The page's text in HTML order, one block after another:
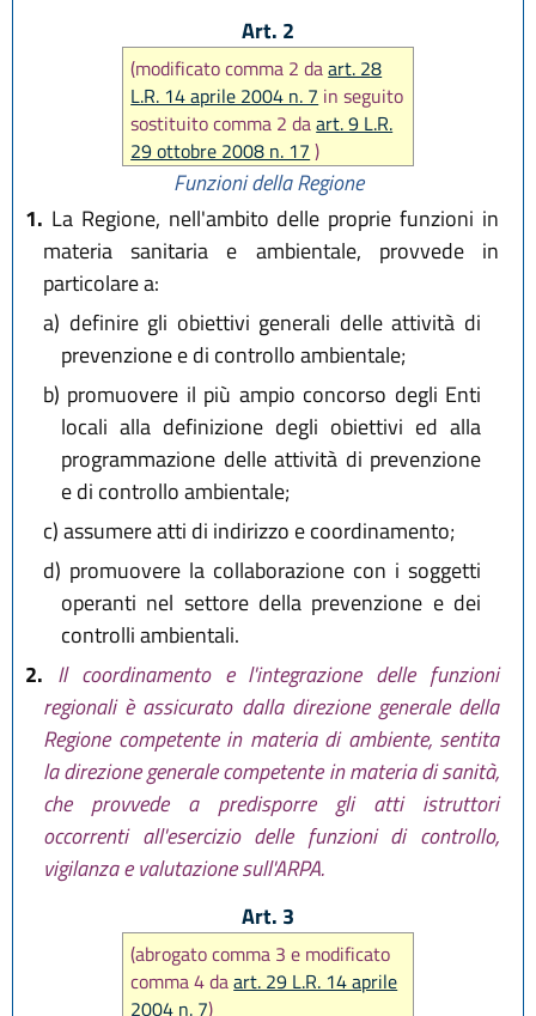
Art. 2
(modificato comma 2 daart. 28
L.R. 14 aprile 2004 n. 7 in seguito
sostituito comma 2 daart. 9 L.R.
29 ottobre 2008 n. 17 )
Funzioni della Regione
1. La Regione, nell'ambito delle proprie funzioni in
materia sanitaria e ambientale, provvede in
particolare a:
a) definire gli obiettivi generali delle attività di
prevenzione e di controllo ambientale;
b) promuovere il più ampio concorso degli Enti
locali alla definizione degli obiettivi ed alla
programmazione delle attività di prevenzione
e di controllo ambientale;
c)assumere atti di indirizzo e coordinamento;
d) promuovere la collaborazione con i soggetti
operanti nel settore della prevenzione e dei
controlli ambientali.
2. Il coordinamento e l'integrazione delle funzioni
regionali è assicurato dalla direzione generale della
Regione competente in materia di ambiente, sentita
la direzione generale competente in materia di sanità,
che provvede a predisporre gli atti istruttori
occorrenti all'esercizio delle funzioni di controllo,
vigilanza e valutazione sull'ARPA.
Art. 3
(abrogato comma 3 e modificato
comma 4 daart. 29 L.R. 14 aprile
2004 n. 7)